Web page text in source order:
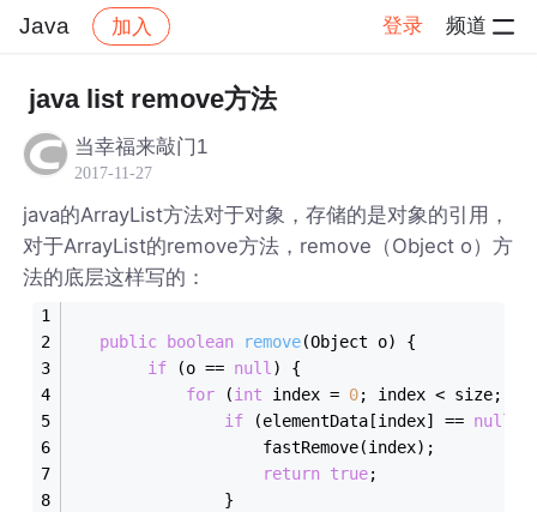
Java 加入 登录 频道
社区 Java 帖子详情
java list remove方法
当幸福来敲门1
2017-11-27
java的ArrayList方法对于对象，存储的是对象的引用，
对于ArrayList的remove方法，remove（Object o）方
法的底层这样写的：
public boolean remove(Object o)
{
if (o == null ) {
for (int index = 0; index < size;
if (elementData[index] == null
                    fastRemove(index);
return true;
                }